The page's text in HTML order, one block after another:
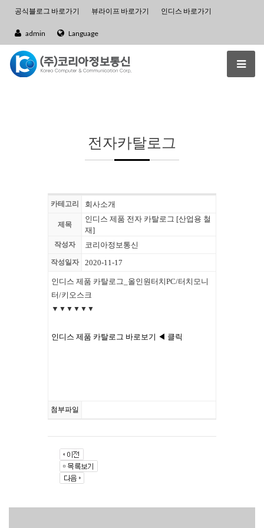
공식블로그 바로가기 뷰라이프 바로가기 인디스 바로가기
admin Language
전자카탈로그
카테고리 회사소개
제목
인디스 제품 전자 카탈로그 [산업용 철
재]
작성자 코리아정보통신
작성일자 2020-11-17
인디스 제품 카탈로그_올인원터치PC/터치모니
터/키오스크
▼ ▼ ▼ ▼ ▼ ▼
인디스 제품 카탈로그 바로보기 ◀ 클릭
첨부파일